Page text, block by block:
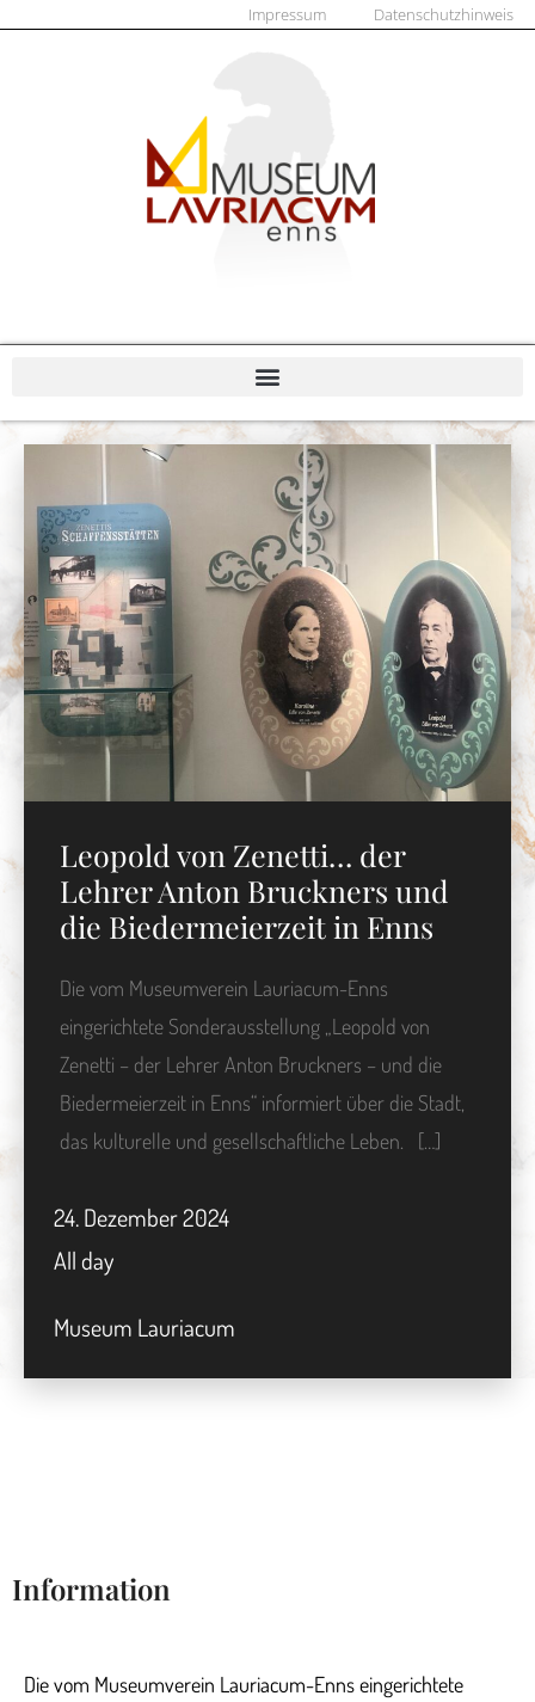
Impressum Datenschutzhinweis
Leopold von Zenetti… der
Lehrer Anton Bruckners und
die Biedermeierzeit in Enns
Die vom Museumverein Lauriacum-Enns
eingerichtete Sonderausstellung „Leopold von
Zenetti – der Lehrer Anton Bruckners – und die
Biedermeierzeit in Enns“ informiert über die Stadt,
das kulturelle und gesellschaftliche Leben. […]
24.Dezember2024
All day
Museum Lauriacum
Information
Die vom Museumverein Lauriacum-Enns eingerichtete